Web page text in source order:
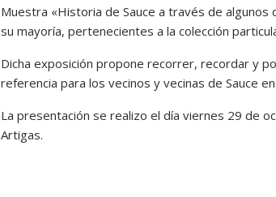
Muestra «Historia de Sauce a través de
su mayoría, pertenecientes a la colección
Dicha exposición propone recorrer, recordar y
referencia para los vecinos y vecinas de Sauce
La presentación se realizo el día viernes 29 de
Artigas.